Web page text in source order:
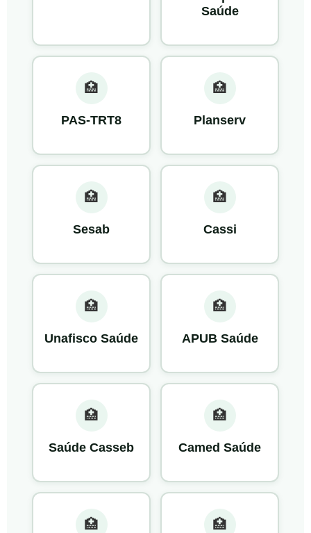
Saúde
🏥
PAS-TRT8
🏥
Planserv
🏥
Sesab
🏥
Cassi
🏥
Unafisco Saúde
🏥
APUB Saúde
🏥
Saúde Casseb
🏥
Camed Saúde
🏥 🏥